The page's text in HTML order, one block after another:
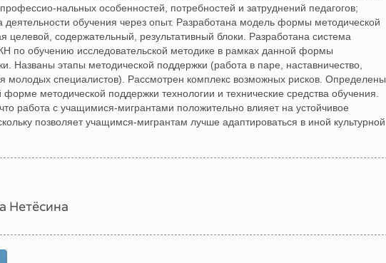
нальных особенностей, потребностей и затруднений педагогов;
обучения через опыт. Разработана модель формы методической
целевой, содержательный, результативный блоки. Разработана система
по обучению исследовательской методике в рамках данной формы
Названы этапы методической поддержки (работа в паре, наставничество,
молодых специалистов). Рассмотрен комплекс возможных рисков. Определены
методической поддержки технологии и технические средства обучения.
работа с учащимися-мигрантами положительно влияет на устойчивое
позволяет учащимся-мигрантам лучше адаптироваться в иной культурной
Нетёсина